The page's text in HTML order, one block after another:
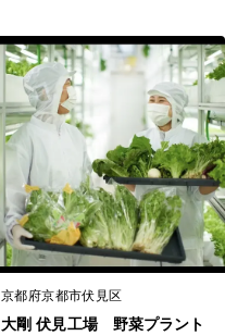
味しくいただけるはず』そんな想
いで養鶏に取り組んでいます。
最近は「養鶏農家は鶏を養ってい
る」のではなく、鶏が産んでくれ
た卵を売って生計を立てているか
ら「私が鶏に養ってもらっている
んだよなぁ」と産まれたての...
京都府京都市伏見区
大剛 伏見工場 野菜プラント